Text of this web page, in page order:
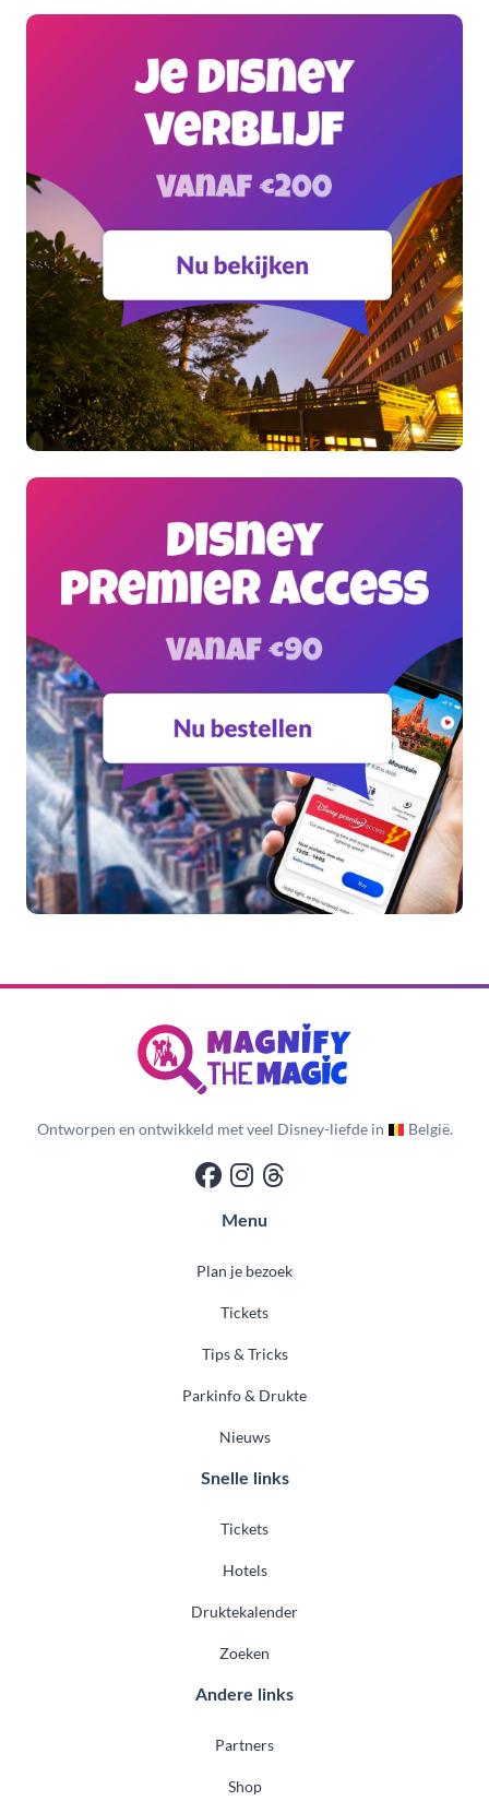
Ontworpen en ontwikkeld met veel Disney-liefde in België.
Menu
Plan je bezoek
Tickets
Tips & Tricks
Parkinfo & Drukte
Nieuws
Snelle links
Tickets
Hotels
Druktekalender
Zoeken
Andere links
Partners
Shop